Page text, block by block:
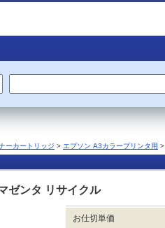
ーカートリッジ > エプソン A3カラープリンタ用
ゼンタ リサイクル
お仕切単価